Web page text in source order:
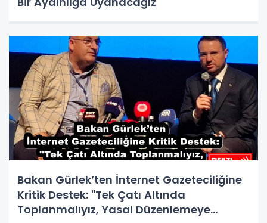
Bakan Gürlek’ten İnternet Gazeteciliğine
Kritik Destek: "Tek Çatı Altında
Toplanmalıyız, Yasal Düzenlemeye